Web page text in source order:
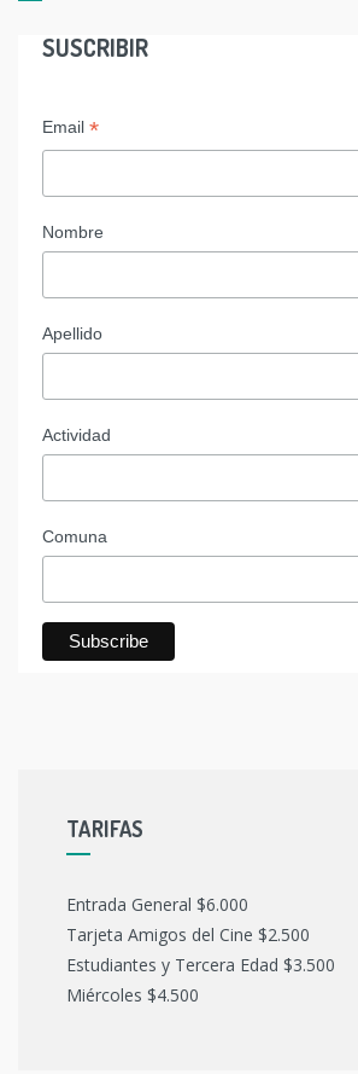
SUSCRIBIR
Email *
Nombre
Apellido
Actividad
Comuna
TARIFAS
Entrada General $6.000
Tarjeta Amigos del Cine $2.500
Estudiantes y Tercera Edad $3.500
Miércoles $4.500